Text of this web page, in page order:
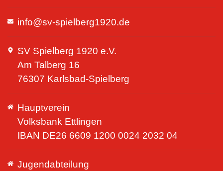
info@sv-spielberg1920.de
SV Spielberg 1920 e.V.
Am Talberg 16
76307 Karlsbad-Spielberg
Hauptverein
Volksbank Ettlingen
IBAN DE26 6609 1200 0024 2032 04
Jugendabteilung